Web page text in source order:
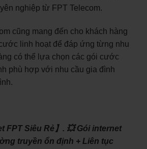
nghiệp từ FPT Telecom.
cũng mang đến cho khách hàng
linh hoạt để đáp ứng từng nhu
có thể lựa chọn các gói cước
phù hợp với nhu cầu gia đình
FPT Siêu Rẻ】. 💥 Gói internet
truyền ổn định + Liên tục